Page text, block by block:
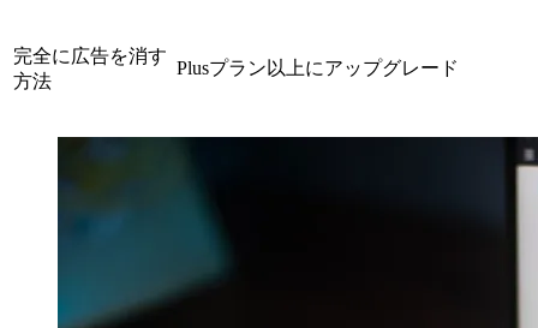
完全に広告を消す
方法
Plusプラン以上にアップグレード